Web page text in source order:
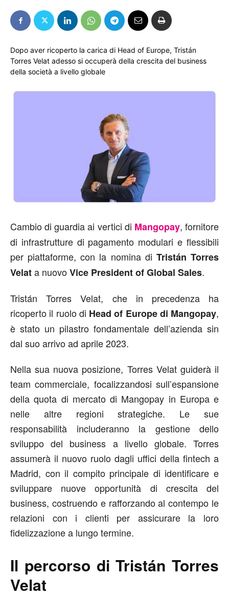
Dopo aver ricoperto la carica di Head of Europe, Tristán
Torres Velat adesso si occuperà della crescita del business
della società a livello globale
Cambio di guardia ai vertici di Mangopay, fornitore
di infrastrutture di pagamento modulari e flessibili
per piattaforme, con la nomina di Tristán Torres
Velata nuovoVice President of Global Sales.
Tristán Torres Velat, che in precedenza ha
ricoperto il ruolo di Head of Europe di Mangopay,
è stato un pilastro fondamentale dell’azienda sin
dal suo arrivo ad aprile 2023.
Nella sua nuova posizione, Torres Velat guiderà il
team commerciale, focalizzandosi sull’espansione
della quota di mercato di Mangopay in Europa e
nelle altre regioni strategiche. Le sue
responsabilità includeranno la gestione dello
sviluppo del business a livello globale. Torres
assumerà il nuovo ruolo dagli uffici della fintech a
Madrid, con il compito principale di identificare e
sviluppare nuove opportunità di crescita del
business, costruendo e rafforzando al contempo le
relazioni con i clienti per assicurare la loro
fidelizzazione a lungo termine.
Il percorso di Tristán Torres
Velat